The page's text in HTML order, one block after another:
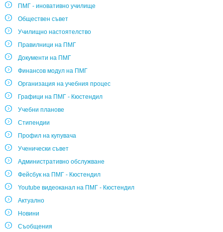
ПМГ - иновативно училище
Обществен съвет
Училищно настоятелство
Правилници на ПМГ
Документи на ПМГ
Финансов модул на ПМГ
Организация на учебния процес
Графици на ПМГ - Кюстендил
Учебни планове
Стипендии
Профил на купувача
Ученически съвет
Административно обслужване
Фейсбук на ПМГ - Кюстендил
Youtube видеоканал на ПМГ - Кюстендил
Актуално
Новини
Съобщения